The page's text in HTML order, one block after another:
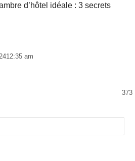
d’hôtel idéale : 3 secrets
12:35 am
373